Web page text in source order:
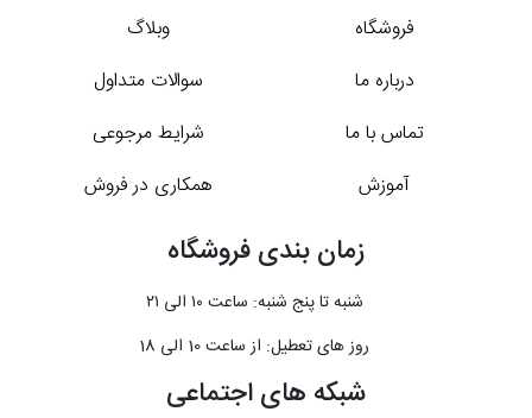
فروشگاه
وبلاگ
درباره ما
سوالات متداول
تماس با ما
شرایط مرجوعی
آموزش
همکاری در فروش
زمان بندی فروشگاه
شنبه تا پنج شنبه: ساعت ۱۰ الی ۲۱
روز های تعطیل: از ساعت 10 الی 18
شبکه های اجتماعی